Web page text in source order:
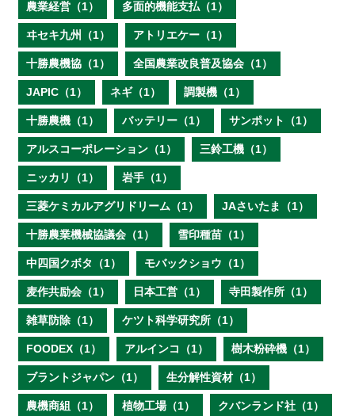
農業経営（1） 多面的機能支払（1）
ヰセキ九州（1） アトリエケー（1）
十勝農機協（1） 全国農業改良普及協会（1）
JAPIC（1） ネギ（1） 調製機（1）
十勝農機（1） バッテリー（1） サンポット（1）
アルスコーポレーション（1） 三鈴工機（1）
ニッカリ（1） 岩手（1）
三菱ケミカルアグリドリーム（1） JAさいたま（1）
十勝農業機械協議会（1） 雪印種苗（1）
中四国クボタ（1） モバックショウ（1）
麦作共励会（1） 日本工営（1） 寺田製作所（1）
雑草防除（1） ケツト科学研究所（1）
FOODEX（1） アルインコ（1） 樹木粉砕機（1）
ブラントジャパン（1） 生分解性資材（1）
農機商組（1） 植物工場（1） クバンランド社（1）